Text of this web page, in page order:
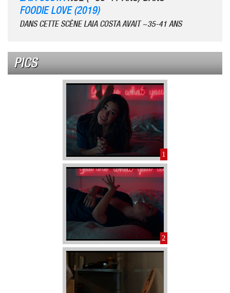
FOODIE LOVE (2019)
DANS CETTE SCÈNE LAIA COSTA AVAIT ~35-41 ANS
PICS
1
2